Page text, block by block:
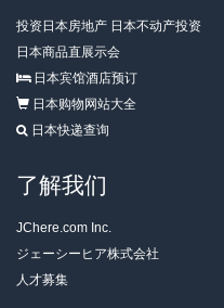
投资日本房地产 日本不动产投资
日本商品直展示会
日本宾馆酒店预订
日本购物网站大全
日本快递查询
了解我们
JChere.com Inc.
ジェーシーヒア株式会社
人才募集